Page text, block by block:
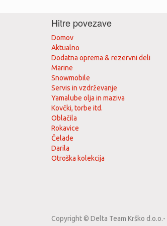
Hitre povezave
Domov
Aktualno
Dodatna oprema & rezervni deli
Marine
Snowmobile
Servis in vzdrževanje
Yamalube olja in maziva
Kovčki, torbe itd.
Oblačila
Rokavice
Čelade
Darila
Otroška kolekcija
Copyright © Delta Team Krško d.o.o.-